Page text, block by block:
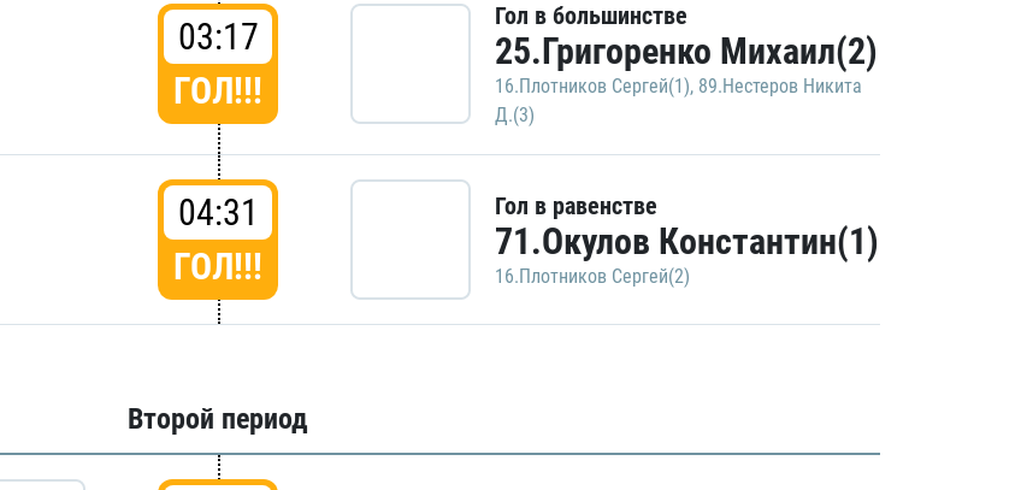
03:17
ГОЛ!!!
Гол в большинстве
25.Григоренко Михаил(2)
16.Плотников Сергей(1), 89.Нестеров Никита
Д.(3)
04:31
ГОЛ!!!
Гол в равенстве
71.Окулов Константин(1)
16.Плотников Сергей(2)
Второй период